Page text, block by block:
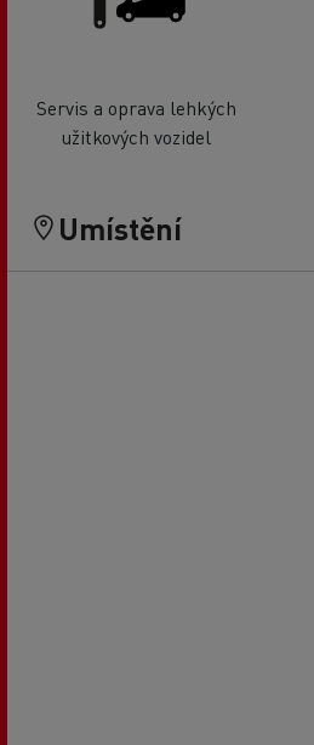
Servis a oprava lehkých
užitkových vozidel
Umístění